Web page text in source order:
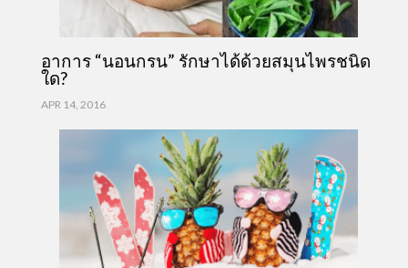
อาการ “นอนกรน” รักษาได้ด้วยสมุนไพรชนิด
ใด?
APR 14, 2016